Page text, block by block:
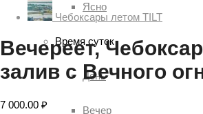
Ясно
Время суток
День
Вечер
Чебоксары летом TILT
Вечереет,
залив с Вечного
7 000.00 ₽